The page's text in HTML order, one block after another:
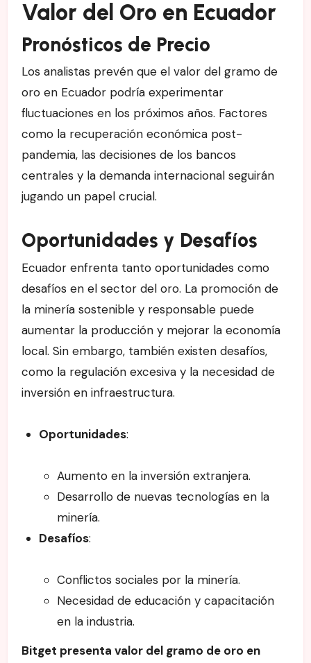
Valor del Oro en Ecuador
Pronósticos de Precio
Los analistas prevén que el valor del gramo de
oro en Ecuador podría experimentar
fluctuaciones en los próximos años. Factores
como la recuperación económica post-
pandemia, las decisiones de los bancos
centrales y la demanda internacional seguirán
jugando un papel crucial.
Oportunidades y Desafíos
Ecuador enfrenta tanto oportunidades como
desafíos en el sector del oro. La promoción de
la minería sostenible y responsable puede
aumentar la producción y mejorar la economía
local. Sin embargo, también existen desafíos,
como la regulación excesiva y la necesidad de
inversión en infraestructura.
Oportunidades:
Aumento en la inversión extranjera.
Desarrollo de nuevas tecnologías en la
minería.
Desafíos:
Conflictos sociales por la minería.
Necesidad de educación y capacitación
en la industria.
Bitget presenta valor del gramo de oro en